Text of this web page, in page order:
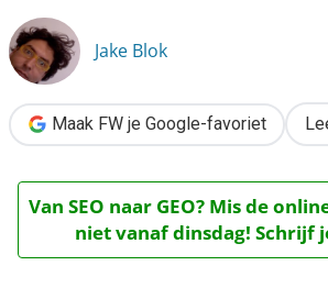
Jake Blok
Maak FW je Google-favoriet
Van SEO naar GEO? Mis de
niet vanaf dinsdag! Schrijf